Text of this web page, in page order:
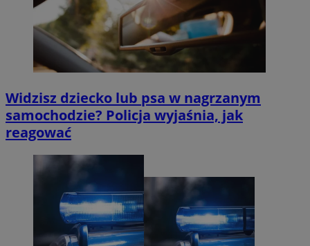
Widzisz dziecko lub psa w nagrzanym
samochodzie? Policja wyjaśnia, jak
reagować